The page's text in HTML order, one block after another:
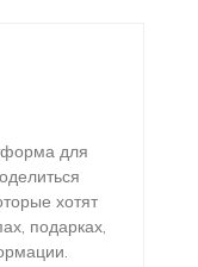
для
хотят
подарках,